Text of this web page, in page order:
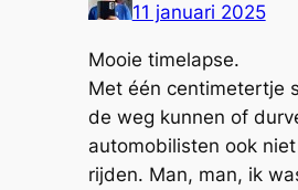
11 januari 2025
Mooie timelapse.
Met één centimetertje
de weg kunnen of
automobilisten ook
rijden. Man, man, ik